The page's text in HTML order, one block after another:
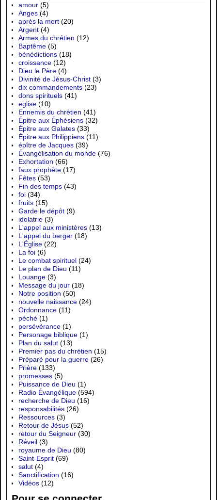
amour (5)
Anges (4)
après la mort (20)
Argent (4)
Armes du chrétien (12)
Baptême (5)
bénédictions (18)
croissance (12)
Dieu le Père (4)
Divinité de Jésus-Christ (3)
dix commandements (23)
dons spirituels (41)
eglise (10)
Ennemis du chrétien (41)
Épitre aux Éphésiens (32)
Épitre aux Galates (33)
Épitre aux Philippiens (11)
épître de Jacques (39)
Évangélisation du monde (76)
Exhortation (66)
faux prophète (17)
Fêtes (53)
Fin des temps (43)
foi (34)
fruits (15)
Garde le dépôt (9)
idolatrie (3)
L'appel aux ministères (13)
L'appel du berger (18)
L'Église (22)
La foi (6)
Le combat spirituel (24)
Le plan de Dieu (11)
Louange (3)
Message du jour (18)
Notre position (50)
nouvelle naissance (24)
Ordonnance (11)
péché (1)
persévérance (1)
Personage biblique (1)
Plan du salut (13)
Premier pas du chrétien (15)
Préparé pour la guerre (26)
Prière (133)
promesses (5)
Puissance de Dieu (1)
Radio Évangélique (594)
recherche de Dieu (16)
responsabilités (26)
Ressources (3)
Retour de Jésus (52)
retour du Seigneur (30)
Réveil (3)
royaume de Dieu (80)
Saint-Esprit (69)
salut (4)
Sanctification (16)
Vidéos (12)